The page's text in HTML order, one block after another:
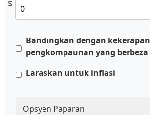
$
Bandingkan dengan kekerapan
pengkompaunan yang berbeza
Laraskan untuk inflasi
Opsyen Paparan